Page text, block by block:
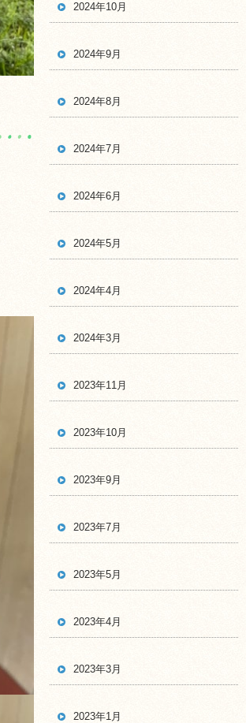
2024年10月
2024年9月
2024年8月
2024年7月
2024年6月
2024年5月
2024年4月
2024年3月
2023年11月
2023年10月
2023年9月
2023年7月
2023年5月
2023年4月
2023年3月
2023年1月